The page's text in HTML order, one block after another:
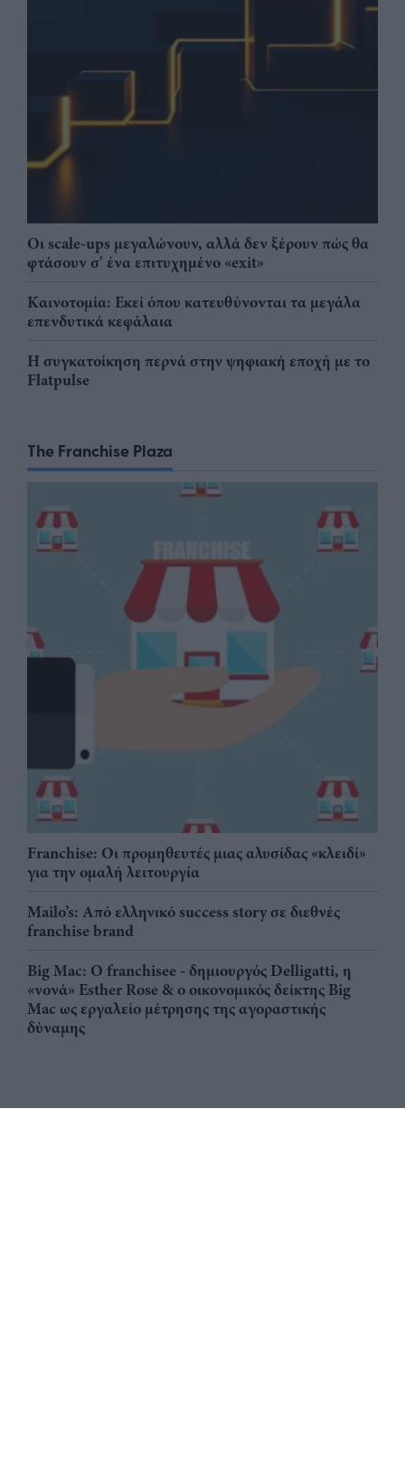
Οι scale-ups μεγαλώνουν, αλλά δεν ξέρουν πώς θα
φτάσουν σ' ένα επιτυχημένο «exit»
Καινοτομία: Εκεί όπου κατευθύνονται τα μεγάλα
επενδυτικά κεφάλαια
Η συγκατοίκηση περνά στην ψηφιακή εποχή με το
Flatpulse
The Franchise Plaza
Franchise: Οι προμηθευτές μιας αλυσίδας «κλειδί»
για την ομαλή λειτουργία
Mailo’s: Από ελληνικό success story σε διεθνές
franchise brand
Big Mac: Ο franchisee - δημιουργός Delligatti, η
«νονά» Esther Rose & ο οικονομικός δείκτης Big
Mac ως εργαλείο μέτρησης της αγοραστικής
δύναμης